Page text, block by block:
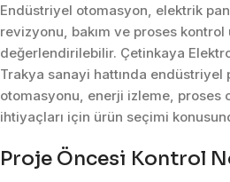
Endüstriyel otomasyon, elektrik
revizyonu, bakım ve proses kontrol
değerlendirilebilir. Çetinkaya
Trakya sanayi hattında endüstriyel
otomasyonu, enerji izleme, proses
ihtiyaçları için ürün seçimi
Proje Öncesi Kontrol